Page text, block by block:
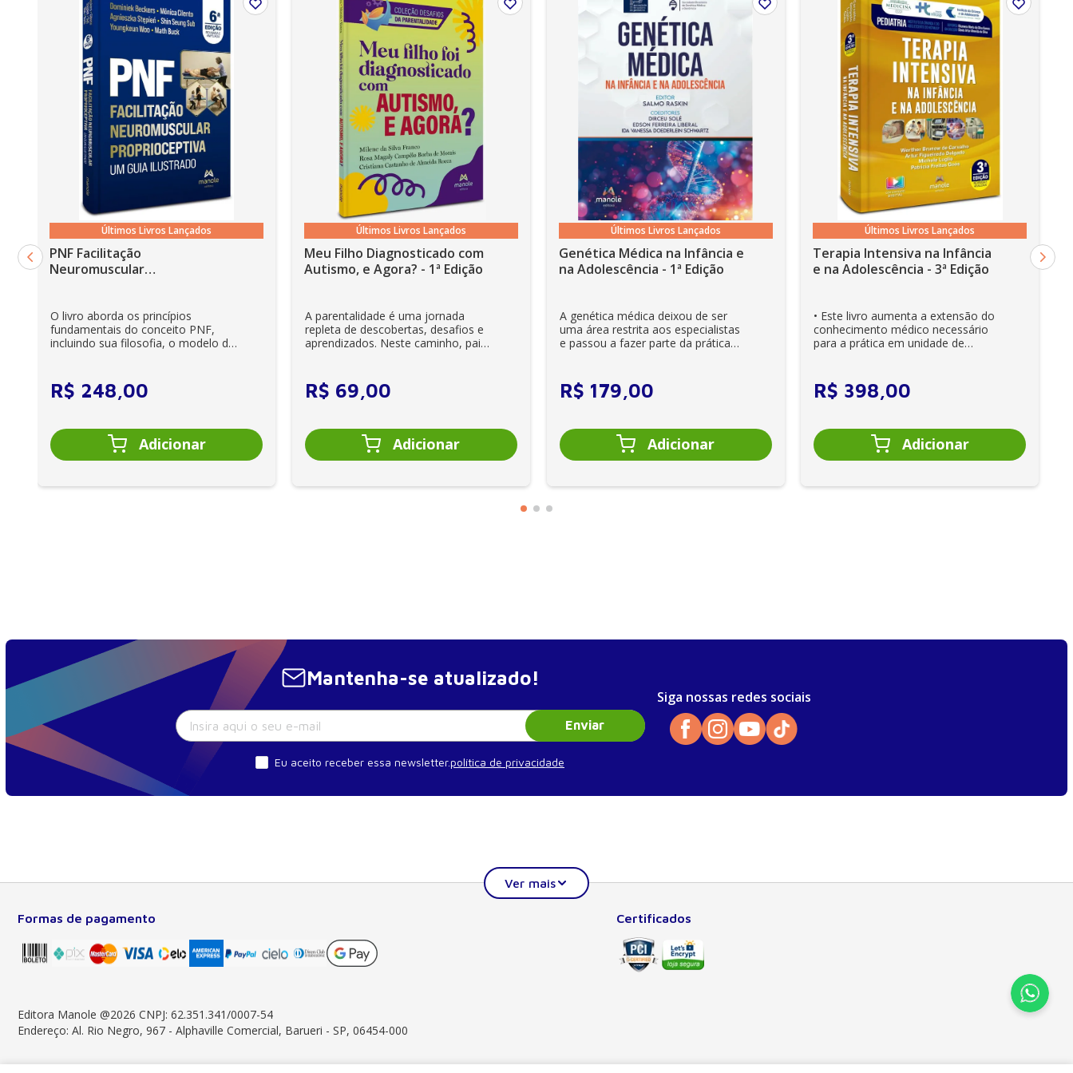
10. Exame andrológico e manejo reprodutivo em cães
11. Distúrbios do sistema reprodutor masculino de cães
12. Infertilidade na espécie canina
13. Hormonioterapia na clínica reprodutiva canina
14. Tecnologia de sêmen e inseminação artificial em cães
15. Fisiologia e endocrinologia do ciclo estral de gatas
16. Gestação, parto e puerpério em gatas
17. Afecções do sistema reprodutor de gatos
18. Manejo reprodutivo em gatos
19. Hormonioterapia em felinos
20. Tecnologia do sêmen e inseminação artificial em gatos domésticos
Últimos Livros Lançados
PNF Facilitação
Neuromuscular
O livro aborda os princípios
fundamentais do conceito PNF,
incluindo sua filosofia, o modelo da
R$ 248 00
Últimos Livros Lançados
Meu Filho Diagnosticado com
Autismo, e Agora? - 1ª Edição
A parentalidade é uma jornada
repleta de descobertas, desafios e
aprendizados. Neste caminho, pais
R$ 69 00
Últimos Livros Lançados
Genética Médica na Infância e
na Adolescência - 1ª Edição
A genética médica deixou de ser
uma área restrita aos especialistas
e passou a fazer parte da prática
R$ 179 00
Últimos Livros Lançados
Terapia Intensiva na Infância
e na Adolescência - 3ª Edição
• Este livro aumenta a extensão do
conhecimento médico necessário
para a prática em unidade de
R$ 398 00
Mantenha-se atualizado!
Enviar
Eu aceito receber essa newsletter.política de privacidade
Siga nossas redes sociais
Sobre a Manole
Há 56 anos, a Manole evolui à frente das
tecnologias. Somos líderes em prover conteúdo
técnicas e profissionais.
Saiba mais
Blog
Ajuda
Minha conta
Meus pedidos
Assinaturas
Formas de pagamento Certificados
Editora Manole @2026 CNPJ: 62.351.341/0007-54
Endereço: Al. Rio Negro, 967 - Alphaville Comercial, Barueri - SP, 06454-000